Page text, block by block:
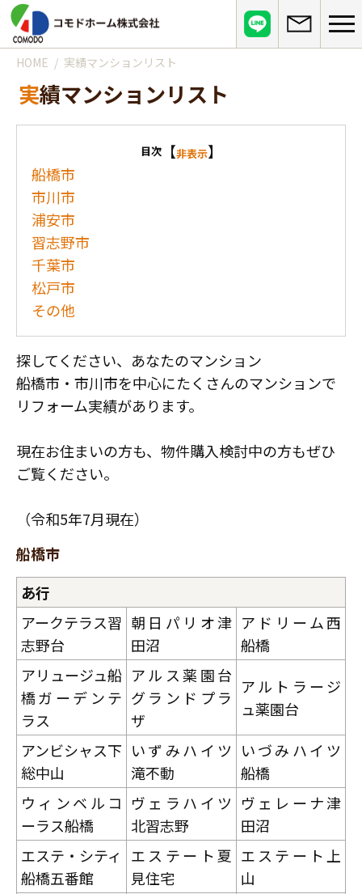
コモドホームについて
コモドホームの特長
挑戦！地域No.1
お客様の声
工事日記
実績マンションリスト
リフォームに役立つ情報
はじめてのリフォーム
リフォームに必要な知識
リフォームにかかる費用
その他
リフォームの流れ
よくある質問
メディア紹介
インフォメーション
会社概要
政府や行政への登録情報
店舗情報
スタッフ紹介
職人募集
お問い合わせ
HOME 実績マンションリスト
実績マンションリスト
目次【非表示】
船橋市
市川市
浦安市
習志野市
千葉市
松戸市
その他
探してください、あなたのマンション
船橋市・市川市を中心にたくさんのマンションで
リフォーム実績があります。
現在お住まいの方も、物件購入検討中の方もぜひ
ご覧ください。
（令和5年7月現在）
船橋市
あ行
アークテラス習
志野台
朝日パリオ津
田沼
アドリーム西
船橋
アリュージュ船
橋ガーデンテ
ラス
アルス薬園台
グランドプラ
ザ
アルトラージ
ュ薬園台
アンビシャス下
総中山
いずみハイツ
滝不動
いづみハイツ
船橋
ウィンベルコ
ーラス船橋
ヴェラハイツ
北習志野
ヴェレーナ津
田沼
エステ・シティ
船橋五番館
エステート夏
見住宅
エステート上
山